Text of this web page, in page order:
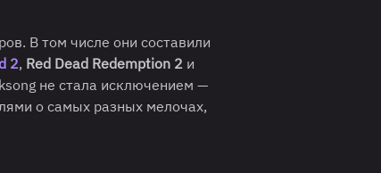
В том числе они составили
2, Red Dead Redemption 2 и
не стала исключением —
о самых разных мелочах,